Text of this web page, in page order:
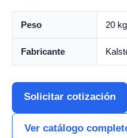
Peso 20 kg
Fabricante
Solicitar cotización
Ver catálogo